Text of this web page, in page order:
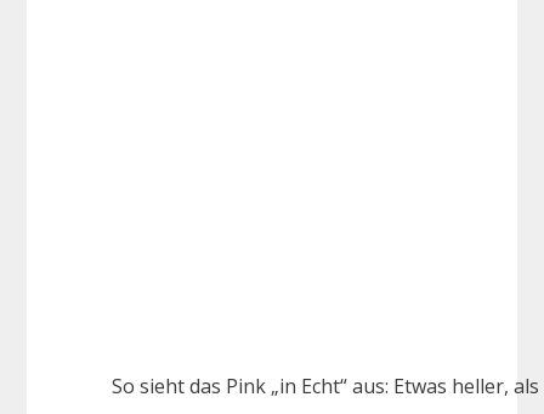
So sieht das Pink „in Echt“ aus: Etwas heller,